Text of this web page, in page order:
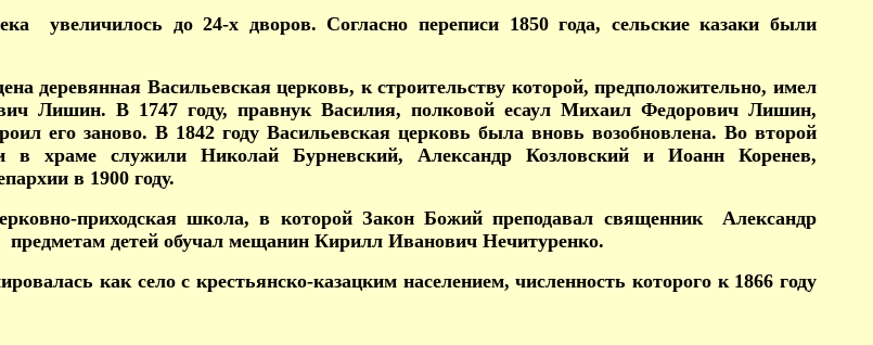
увеличилось до 24-х дворов. Согласно переписи 1850 года, сельские казаки были
деревянная Васильевская церковь, к строительству которой, предположительно, имел
Лишин. В 1747 году, правнук Василия, полковой есаул Михаил Федорович Лишин,
его заново. В 1842 году Васильевская церковь была вновь возобновлена. Во второй
в храме служили Николай Бурневский, Александр Козловский и Иоанн Коренев,
в 1900 году.
приходская школа, в которой Закон Божий преподавал священник Александр
детей обучал мещанин Кирилл Иванович Нечитуренко.
как село с крестьянско-казацким населением, численность которого к 1866 году